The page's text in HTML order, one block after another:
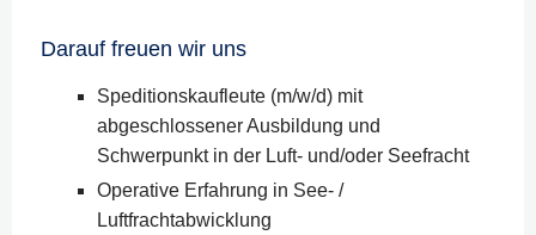
Darauf freuen wir uns
Speditionskaufleute (m/w/d) mit
abgeschlossener Ausbildung und
Schwerpunkt in der Luft- und/oder Seefracht
Operative Erfahrung in See- /
Luftfrachtabwicklung